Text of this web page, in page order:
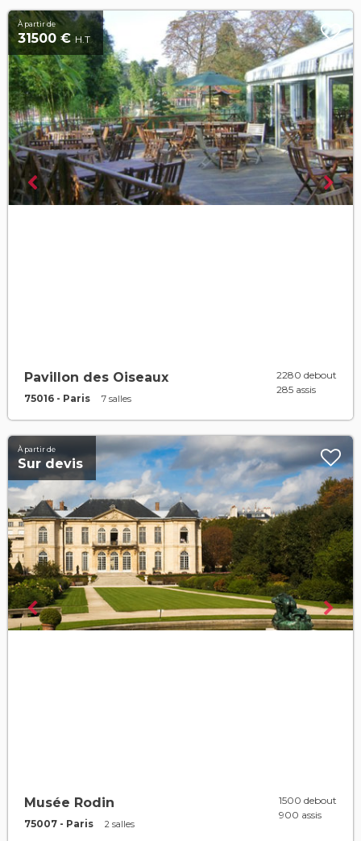
À partir de
31500 € H.T
Pavillon des Oiseaux
75016 - Paris 7 salles
2280 debout
285 assis
À partir de
Sur devis
Musée Rodin
75007 - Paris 2 salles
1500 debout
900 assis